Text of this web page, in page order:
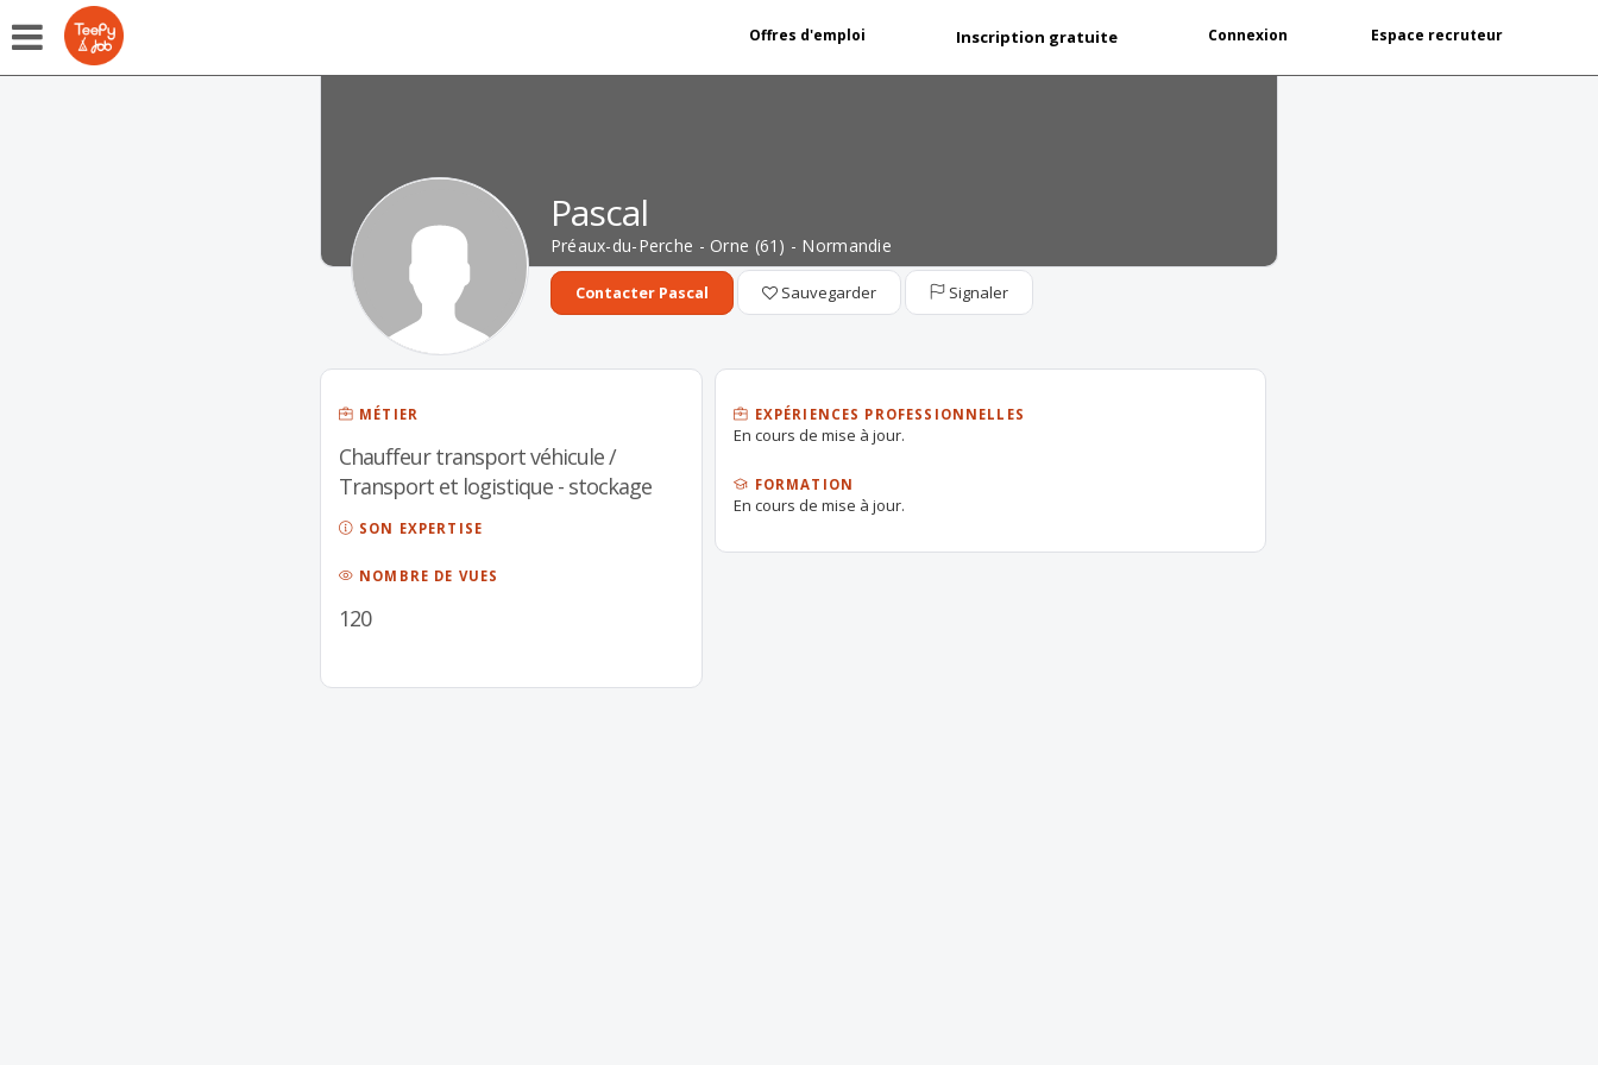
Offres d'emploi Inscription gratuite Connexion Espace recruteur
Pascal
Préaux-du-Perche - Orne (61) - Normandie
Contacter Pascal Sauvegarder Signaler
MÉTIER
Chauffeur transport véhicule /
Transport et logistique - stockage
SON EXPERTISE
NOMBRE DE VUES
120
EXPÉRIENCES PROFESSIONNELLES
En cours de mise à jour.
FORMATION
En cours de mise à jour.